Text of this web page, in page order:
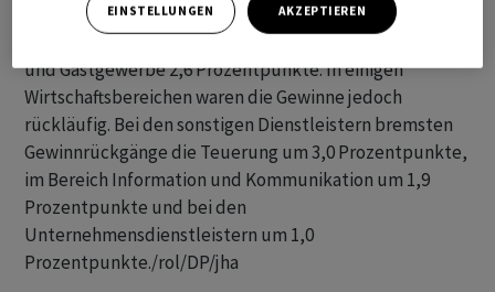
Gewinne 10,1 Prozentpunkte zum Preisanstieg bei,
beim Bau 6,5 Prozentpunkte und bei Handel, Verkehr
und Gastgewerbe 2,6 Prozentpunkte. In einigen
Wirtschaftsbereichen waren die Gewinne jedoch
rückläufig. Bei den sonstigen Dienstleistern bremsten
Gewinnrückgänge die Teuerung um 3,0 Prozentpunkte,
im Bereich Information und Kommunikation um 1,9
Prozentpunkte und bei den
Unternehmensdienstleistern um 1,0
Prozentpunkte./rol/DP/jha
EINSTELLUNGEN AKZEPTIEREN